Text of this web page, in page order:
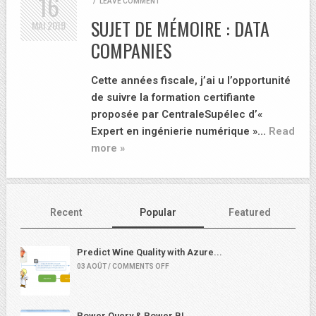
SUJET DE MÉMOIRE : DATA
COMPANIES
Cette années fiscale, j’ai u l’opportunité
de suivre la formation certifiante
proposée par CentraleSupélec d’«
Expert en ingénierie numérique »… Read
more »
MAI2019
Recent Popular Featured
Predict Wine Quality with Azure...
03 AOÛT / COMMENTS OFF